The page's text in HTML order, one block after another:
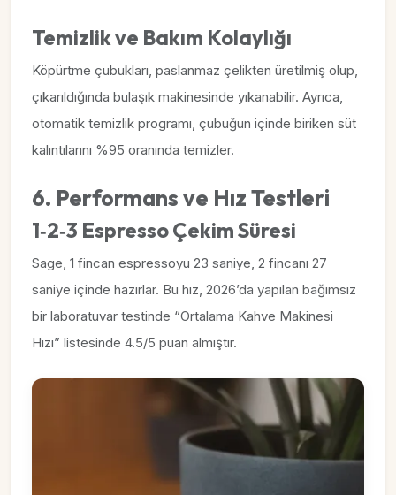
Temizlik ve Bakım Kolaylığı
Köpürtme çubukları, paslanmaz çelikten üretilmiş olup,
çıkarıldığında bulaşık makinesinde yıkanabilir. Ayrıca,
otomatik temizlik programı, çubuğun içinde biriken süt
kalıntılarını %95 oranında temizler.
6. Performans ve Hız Testleri
1‑2‑3 Espresso Çekim Süresi
Sage, 1 fincan espressoyu 23 saniye, 2 fincanı 27
saniye içinde hazırlar. Bu hız, 2026’da yapılan bağımsız
bir laboratuvar testinde “Ortalama Kahve Makinesi
Hızı” listesinde 4.5/5 puan almıştır.